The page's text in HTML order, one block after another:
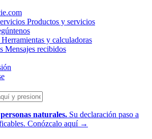
Productos y servicios
Herramientas y calculadoras
Mensajes recibidos
naturales. Su declaración paso a
Conózcalo aquí →